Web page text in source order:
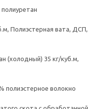
Полиэстерная вата, ДСП,
(холодный) 35 кг/куб.м,
полиэстерное волокно